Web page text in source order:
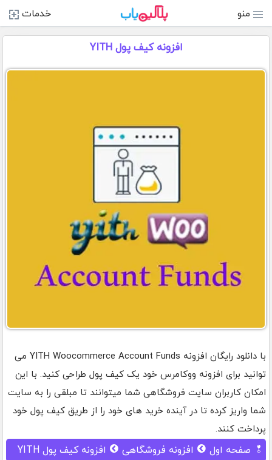
منو خدمات
افزونه کیف پول YITH
با دانلود رایگان افزونه YITH Woocommerce Account Funds می
توانید برای افزونه ووکامرس خود یک کیف پول طراحی کنید. با این
امکان کاربران سایت فروشگاهی شما میتوانند تا مبلقی را به سایت
شما واریز کرده تا در آینده خرید های خود را از طریق کیف پول خود
پرداخت کنند.
صفحه اول افزونه فروشگاهی افزونه کیف پول YITH